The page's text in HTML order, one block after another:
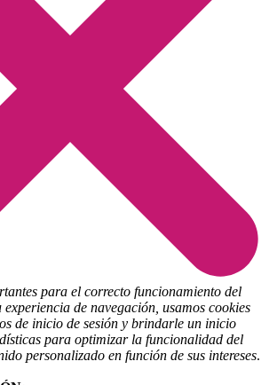
para el correcto funcionamiento del
de navegación, usamos cookies
de inicio de sesión y brindarle un inicio
para optimizar la funcionalidad del
personalizado en función de sus intereses.